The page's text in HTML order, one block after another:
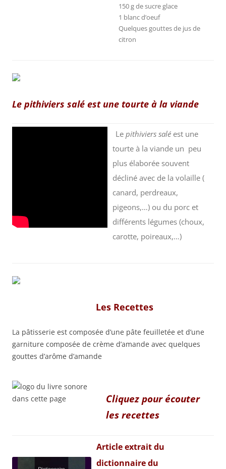
150 g de sucre glace
1 blanc d’oeuf
Quelques gouttes de jus de
citron
Le pithiviers salé est une tourte à la viande
Le pithiviers salé est une
tourte à la viande un peu
plus élaborée souvent
décliné avec de la volaille (
canard, perdreaux,
pigeons,…) ou du porc et
différents légumes (choux,
carotte, poireaux,…)
Les Recettes
La pâtisserie est composée d’une pâte feuilletée et d’une
garniture composée de crème d’amande avec quelques
gouttes d’arôme d’amande
Cliquez pour écouter
les recettes
Article extrait du
dictionnaire du